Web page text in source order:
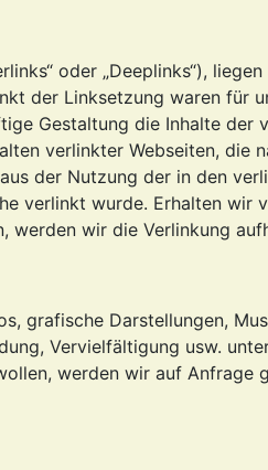
oder „Deeplinks“), liegen
der Linksetzung waren für
Gestaltung die Inhalte der
verlinkter Webseiten, die
der Nutzung der in den
verlinkt wurde. Erhalten wir
werden wir die Verlinkung
grafische Darstellungen,
Vervielfältigung usw.
werden wir auf Anfrage